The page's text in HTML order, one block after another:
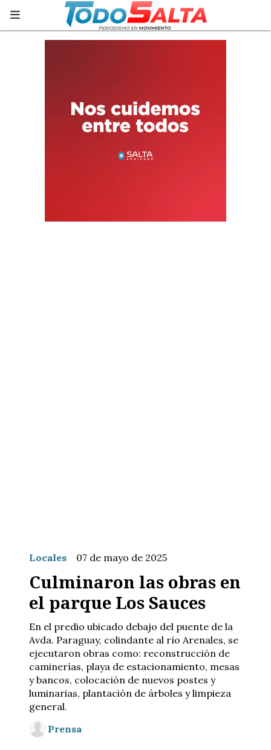
Culminaron las obras en
el parque Los Sauces
En el predio ubicado debajo del puente de la
Avda. Paraguay, colindante al río Arenales, se
ejecutaron obras como: reconstrucción de
caminerías, playa de estacionamiento, mesas
y bancos, colocación de nuevos postes y
luminarias, plantación de árboles y limpieza
general.
Locales 07 de mayo de 2025
Prensa